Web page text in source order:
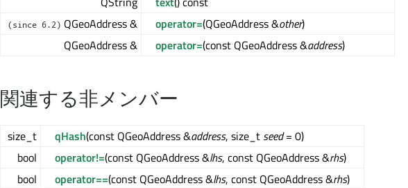
(since 6.2) QGeoAddress & operator=(QGeoAddress &other)
QGeoAddress &
operator=(const QGeoAddress &address)
関連する非メンバー
size_t qHash(const QGeoAddress &address, size_t seed= 0)
bool
operator!=(const QGeoAddress &lhs, const QGeoAddress &rhs)
bool
operator==(const QGeoAddress &lhs, const QGeoAddress &rhs)